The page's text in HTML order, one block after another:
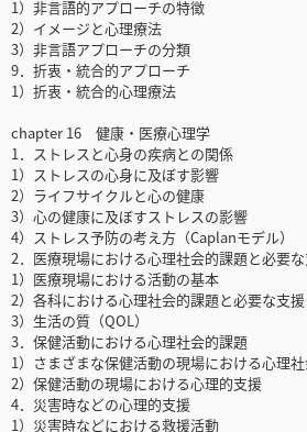
1）非言語的アプローチの特徴
2）イメージと心理療法
3）非言語アプローチの分類
9．折衷・統合的アプローチ
1）折衷・統合的心理療法
chapter 16 健康・医療心理学
1．ストレスと心身の疾病との関係
1）ストレスの心身に及ぼす影響
2）ライフサイクルと心の健康
3）心の健康に及ぼすストレスの影響
4）ストレス予防の考え方（Caplanモデル）
2．医療現場における心理社会的課題と必要
1）医療現場における活動の基本
2）各科における心理社会的課題と必要な支援
3）生活の質（QOL）
3．保健活動における心理社会的課題
1）さまざまな保健活動の現場における心理
2）保健活動の現場における心理的支援
4．災害時などの心理的支援
1）災害時などにおける救援活動